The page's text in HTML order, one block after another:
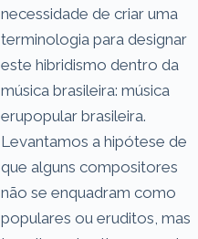
necessidade de criar uma
terminologia para designar
este hibridismo dentro da
música brasileira: música
erupopular brasileira.
Levantamos a hipótese de
que alguns compositores
não se enquadram como
populares ou eruditos, mas